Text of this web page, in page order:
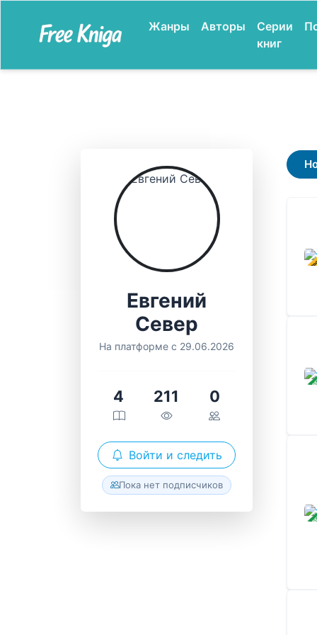
Жанры Авторы
Серии
книг
Евгений
Север
На платформе с 29.06.2026
4 211 0
Войти и следить
Пока нет подписчиков
В